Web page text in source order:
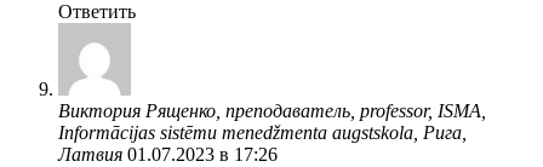
Ответить
Виктория Рященко, преподаватель, professor, ISMA,
Informācijas sistēmu menedžmenta augstskola, Рига,
Латвия 01.07.2023 в 17:26